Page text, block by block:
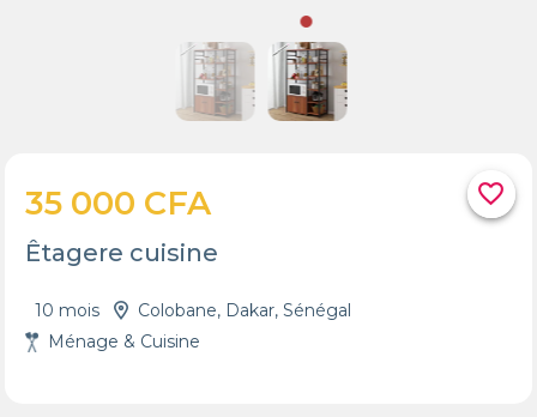
favorite_border
35 000 CFA
Êtagere cuisine
10 mois
Colobane, Dakar, Sénégal
Ménage & Cuisine